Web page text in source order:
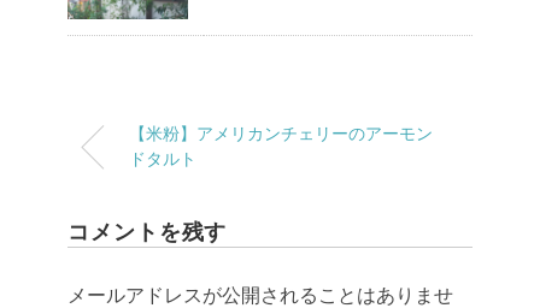
【米粉】アメリカンチェリーのアーモン
ドタルト
コメントを残す
メールアドレスが公開されることはありませ